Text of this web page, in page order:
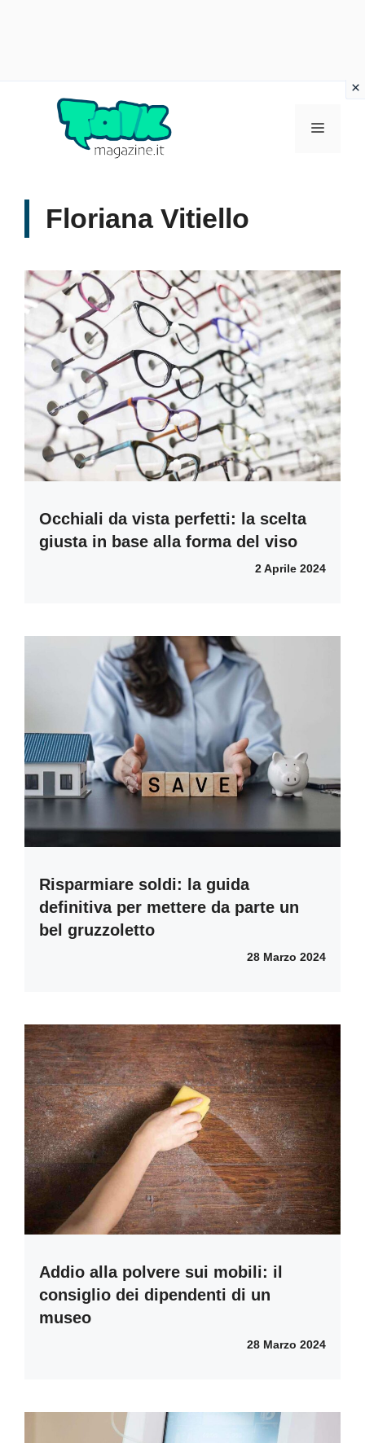
Menu
Floriana Vitiello
Occhiali da vista perfetti: la scelta
giusta in base alla forma del viso
2 Aprile 2024
Risparmiare soldi: la guida
definitiva per mettere da parte un
bel gruzzoletto
28 Marzo 2024
Addio alla polvere sui mobili: il
consiglio dei dipendenti di un
museo
28 Marzo 2024